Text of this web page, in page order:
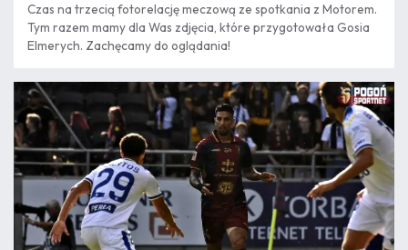
Czas na trzecią fotorelację meczową ze spotkania z Motorem.
Tym razem mamy dla Was zdjęcia, które przygotowała Gosia
Elmerych. Zachęcamy do oglądania!
08.08
22:47